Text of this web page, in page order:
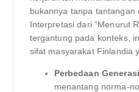
bukannya tanpa tantangan
Interpretasi dari “Menurut
tergantung pada konteks,
sifat masyarakat Finlandia
Perbedaan
menantang norma-